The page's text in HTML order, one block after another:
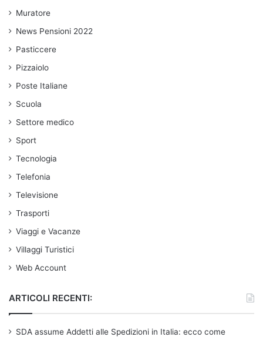
Muratore
News Pensioni 2022
Pasticcere
Pizzaiolo
Poste Italiane
Scuola
Settore medico
Sport
Tecnologia
Telefonia
Televisione
Trasporti
Viaggi e Vacanze
Villaggi Turistici
Web Account
ARTICOLI RECENTI:
SDA assume Addetti alle Spedizioni in Italia: ecco come